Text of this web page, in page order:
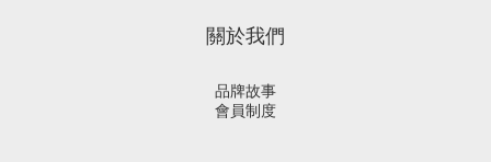
關於我們
品牌故事
會員制度